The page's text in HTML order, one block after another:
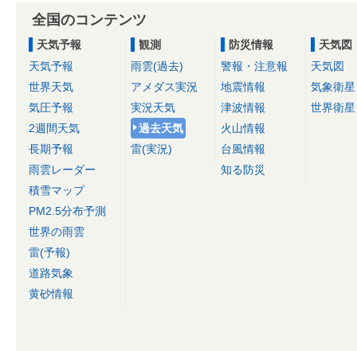
全国のコンテンツ
天気予報
天気予報
世界天気
気圧予報
2週間天気
長期予報
雨雲レーダー
積雪マップ
PM2.5分布予測
世界の雨雲
雷(予報)
道路気象
黄砂情報
観測
雨雲(過去)
アメダス実況
実況天気
過去天気
雷(実況)
防災情報
警報・注意報
地震情報
津波情報
火山情報
台風情報
知る防災
天気図
天気図
気象衛星
世界衛星